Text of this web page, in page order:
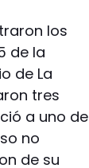
los
de la
de La
tres
a uno de
no
de su